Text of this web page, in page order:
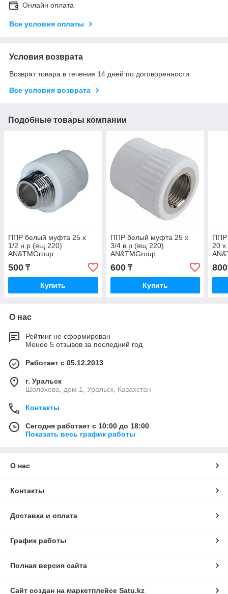
Онлайн оплата
Все условия оплаты
Условия возврата
Возврат товара в течение 14 дней по договоренности
Все условия возврата
Подобные товары компании
ППР белый муфта 25 х
1/2 н.р (ящ 220)
AN&TMGroup
500 ₸
Купить
ППР белый муфта 25 х
3/4 в.р (ящ 220)
AN&TMGroup
600₸
Купить
ППР
20
800
О нас
Рейтинг не сформирован
Менее 5 отзывов за последний год
Работает с 05.12.2013
г. Уральск
Шолохова, дом 1, Уральск, Казахстан
Контакты
Сегодня работает с 10:00 до 18:00
Показать весь график работы
О нас
Контакты
Доставка и оплата
График работы
Полная версия сайта
Сайт создан на маркетплейсе Satu.kz